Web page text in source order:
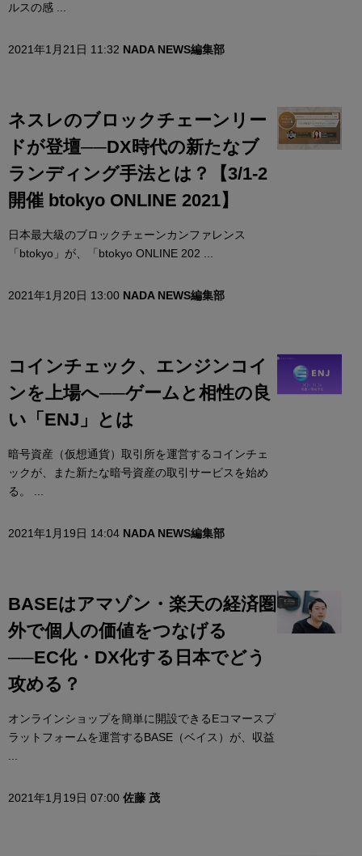
ルスの感 ...
2021年1月21日 11:32 NADA NEWS編集部
ネスレのブロックチェーンリー
ドが登壇──DX時代の新たなブ
ランディング手法とは？【3/1-2
開催 btokyo ONLINE 2021】
日本最大級のブロックチェーンカンファレンス
「btokyo」が、「btokyo ONLINE 202 ...
2021年1月20日 13:00 NADA NEWS編集部
コインチェック、エンジンコイ
ンを上場へ──ゲームと相性の良
い「ENJ」とは
暗号資産（仮想通貨）取引所を運営するコインチェ
ックが、また新たな暗号資産の取引サービスを始め
る。 ...
2021年1月19日 14:04 NADA NEWS編集部
BASEはアマゾン・楽天の経済圏
外で個人の価値をつなげる
──EC化・DX化する日本でどう
攻める？
オンラインショップを簡単に開設できるEコマースプ
ラットフォームを運営するBASE（ベイス）が、収益
2021年1月19日 07:00 佐藤 茂